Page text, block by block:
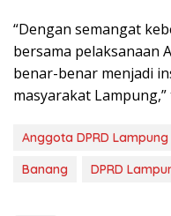
“Dengan semangat
bersama pelaksanaan
benar-benar menjadi
masyarakat
Anggota DPRD Lampung
Banang
DPRD